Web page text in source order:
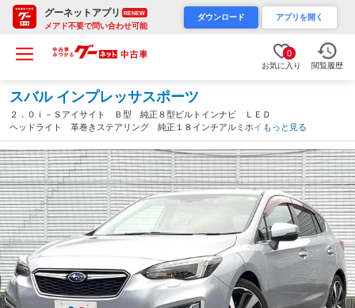
グーネットアプリ RENEW
メアド不要で問い合わせ可能
ダウンロード アプリを開く
0
お気に入り 閲覧履歴
スバル インプレッサスポーツ
２．０ｉ－Ｓアイサイト Ｂ型 純正８型ビルトインナビ ＬＥＤ
ヘッドライト 革巻きステアリング 純正１８インチアルミホイー
ル リアビークルディテクション レーダークルーズ バックカメ
ラ スマートキー 禁煙車 アイサイト（埼玉県）
もっと見る